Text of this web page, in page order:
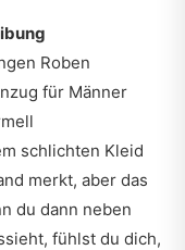
Roben
für Männer
schlichten Kleid
merkt, aber das
du dann neben
fühlst du dich,